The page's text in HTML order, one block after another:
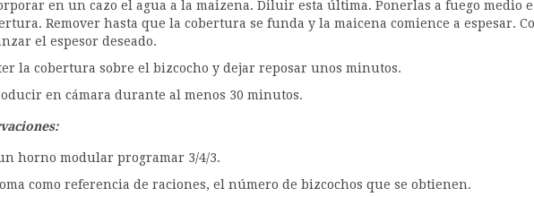
en un cazo el agua a la maizena. Diluir esta última. Ponerlas a fuego medio
Remover hasta que la cobertura se funda y la maicena comience a espesar.
el espesor deseado.
la cobertura sobre el bizcocho y dejar reposar unos minutos.
en cámara durante al menos 30 minutos.
horno modular programar 3/4/3.
como referencia de raciones, el número de bizcochos que se obtienen.